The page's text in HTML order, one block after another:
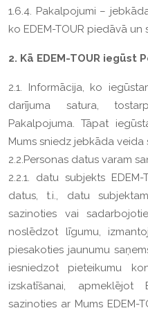
1.6.4. Pakalpojumi –
ko EDEM-TOUR piedāvā
2. Kā EDEM-TOUR iegūst
2.1. Informācija, ko
darījuma satura,
Pakalpojuma. Tāpat
Mums sniedz jebkāda veida
2.2.Personas datus varam
2.2.1. datu subjekts
datus, t.i., datu
sazinoties vai
noslēdzot līgumu,
piesakoties jaunumu
iesniedzot pieteikumu
izskatīšanai, apmeklējot
sazinoties ar Mums EDEM-